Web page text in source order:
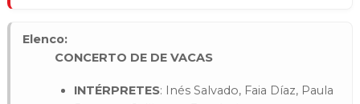
Elenco:
CONCERTO DE DE VACAS
INTÉRPRETES: Inés Salvado, Faia Díaz, Paula